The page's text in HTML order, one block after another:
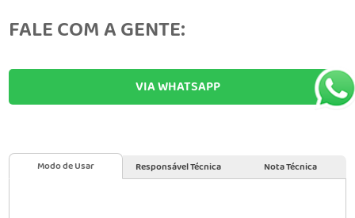
FALE COM A GENTE:
VIA WHATSAPP
Modo de Usar Responsável Técnica Nota Técnica